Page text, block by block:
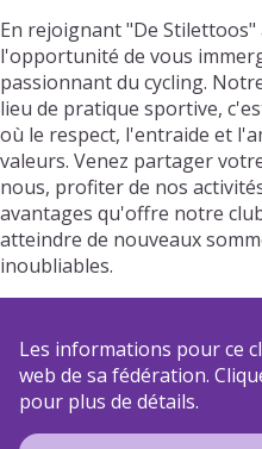
En rejoignant "De
l'opportunité de vous
passionnant du cycling.
lieu de pratique sportive,
où le respect, l'entraide et
valeurs. Venez partager
nous, profiter de nos
avantages qu'offre notre
atteindre de nouveaux
inoubliables.
Les informations pour ce
web de sa fédération.
pour plus de détails.